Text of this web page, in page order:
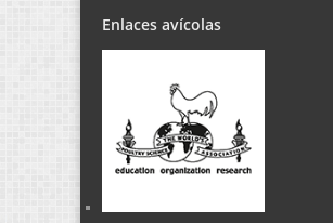
Enlaces avícolas